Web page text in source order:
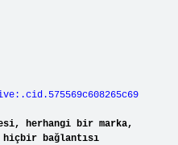
herhangi bir marka,
bağlantısı